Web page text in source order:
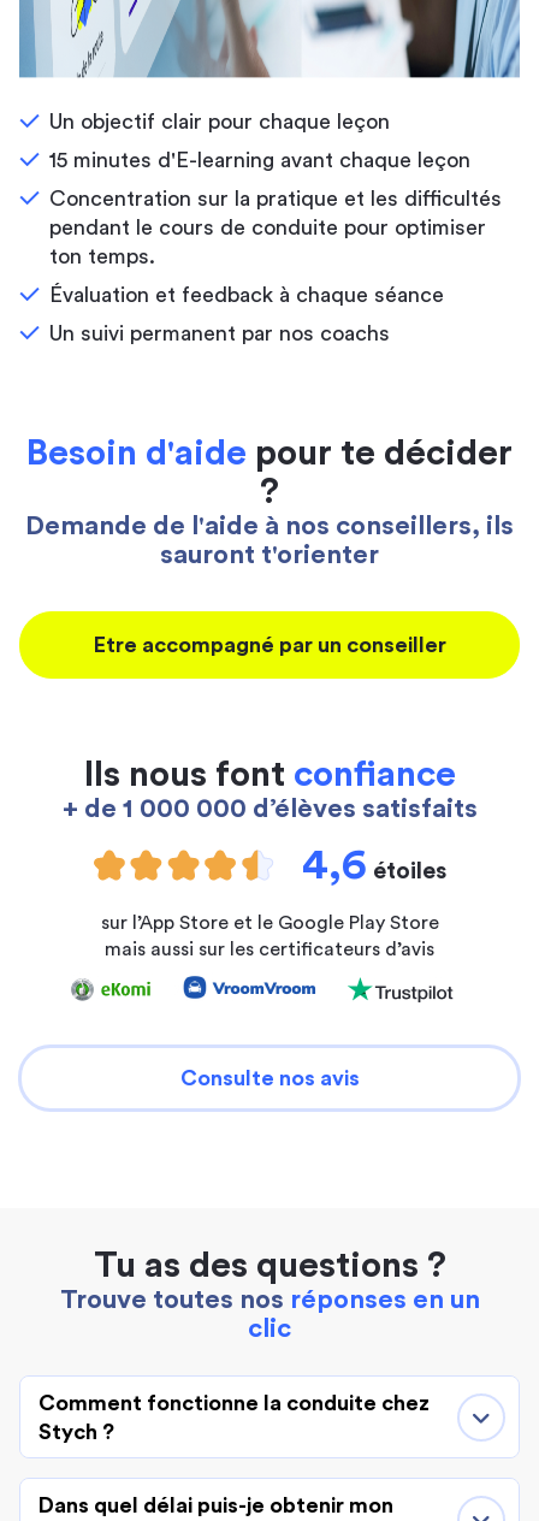
Un objectif clair pour chaque leçon
15 minutes d'E-learning avant chaque leçon
Concentration sur la pratique et les difficultés
pendant le cours de conduite pour optimiser
ton temps.
Évaluation et feedback à chaque séance
Un suivi permanent par nos coachs
Besoin d'aide pour te décider
?
Demande de l'aide à nos conseillers, ils
sauront t'orienter
Etre accompagné par un conseiller
Ils nous font confiance
+ de 1 000 000 d’élèves satisfaits
4,6 étoiles
sur l’App Store et le Google Play Store
mais aussi sur les certificateurs d’avis
Consulte nos avis
Tu as des questions ?
Trouve toutes nos réponses en un
clic
Comment fonctionne la conduite chez
Stych ?
Dans quel délai puis-je obtenir mon